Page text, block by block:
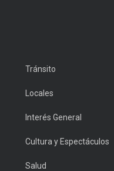
Tránsito
Locales
Interés General
Cultura y Espectáculos
Salud